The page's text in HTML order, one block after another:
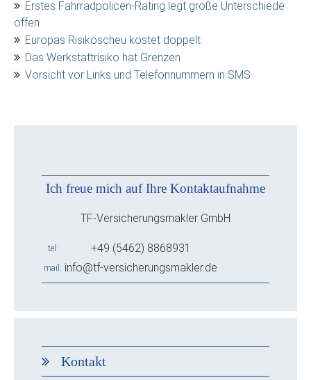
Erstes Fahrradpolicen-Rating legt große Unterschiede
offen
Europas Risikoscheu kostet doppelt
Das Werkstattrisiko hat Grenzen
Vorsicht vor Links und Telefonnummern in SMS
Ich freue mich auf Ihre Kontaktaufnahme
TF-Versicherungsmakler GmbH
tel +49 (5462) 8868931
mail info@tf-versicherungsmakler.de
Kontakt